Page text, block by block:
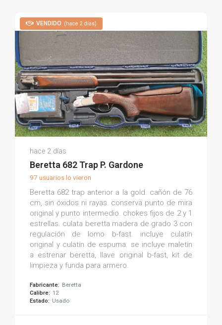
VENDIDO (hace 2 días)
Martin P.
hace 2 días
Beretta 682 Trap P. Gardone
97 usuarios lo vieron
Beretta 682 trap anterior a la gold. cañón de 76
cm, sin óxidos ni rayas. conserva punto de mira
original y punto intermedio. chokes fijos de 2 y 1
estrellas. culata beretta madera de grado 3 con
regulación de lomo b-fast. incluye culatín
original y culatín de espuma. se incluye maletín
a estrenar beretta, llave original b-fast, kit de
limpieza y funda para armero.
Fabricante: Beretta
Calibre: 12
Estado: Usado